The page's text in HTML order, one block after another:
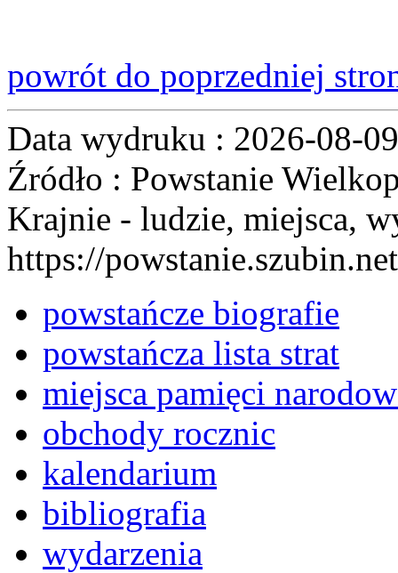
powrót do poprzedniej
Data wydruku : 2026-08-09
Źródło : Powstanie
Krajnie - ludzie, miejsca,
https://powstanie.szubin.net
powstańcze biografie
powstańcza lista strat
miejsca pamięci
obchody rocznic
kalendarium
bibliografia
wydarzenia